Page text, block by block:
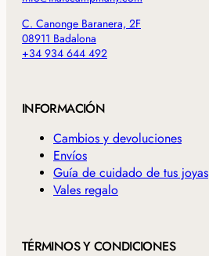
C. Canonge Baranera, 2F
08911 Badalona
+34 934 644 492
INFORMACIÓN
Cambios y devoluciones
Envíos
Guía de cuidado de tus joyas
Vales regalo
TÉRMINOS Y CONDICIONES